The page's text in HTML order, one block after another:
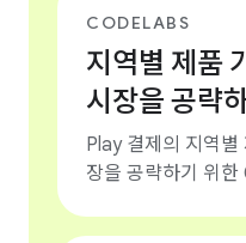
CODELABS
지역별 제품
시장을 공략
Play 결제의 지역별
장을 공략하기 위